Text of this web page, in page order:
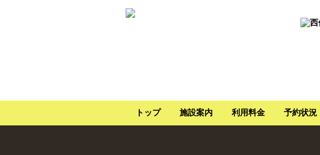
トップ 施設案内 利用料金 予約状況